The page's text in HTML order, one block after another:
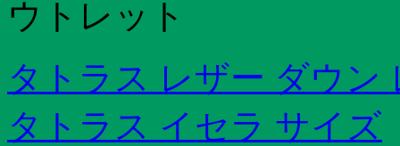
ウトレット
タトラス レザー ダウン
タトラス イセラ サイズ